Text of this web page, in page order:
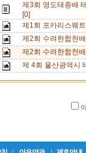
제3회 영도태종배
[0]
제1회 포카리스웨
제2회 수려한합천
제2회 수려한합천
제 4회 울산광역시